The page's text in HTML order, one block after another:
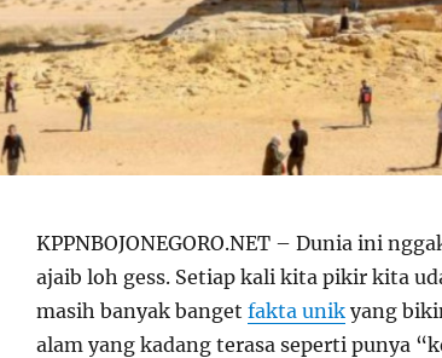
KPPNBOJONEGORO.NET – Dunia ini
ajaib loh gess. Setiap kali kita pikir kita
masih banyak banget fakta unikyang
alam yang kadang terasa seperti punya